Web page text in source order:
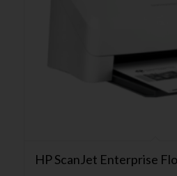
HP ScanJet Enterprise